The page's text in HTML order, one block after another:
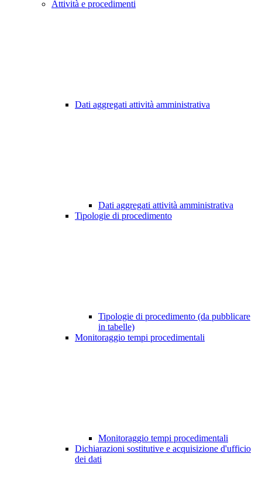
Attività e procedimenti
Dati aggregati attività amministrativa
Dati aggregati attività amministrativa
Tipologie di procedimento
Tipologie di procedimento (da pubblicare
in tabelle)
Monitoraggio tempi procedimentali
Monitoraggio tempi procedimentali
Dichiarazioni sostitutive e acquisizione d'ufficio
dei dati